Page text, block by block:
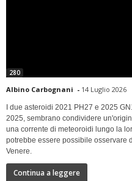
280
Albino Carbognani - 14 Luglio 2026
I due asteroidi 2021 PH27 e 2025
2025, sembrano condividere
una corrente di meteoroidi lungo la
potrebbe essere possibile osservare
Venere.
Continua a leggere